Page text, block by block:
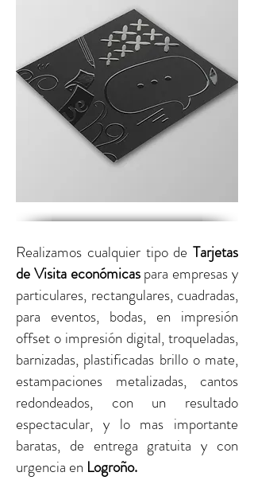
Realizamos cualquier tipo de Tarjetas
de Visita económicaspara empresas y
particulares, rectangulares, cuadradas,
para eventos, bodas, en impresión
offset o impresión digital,troqueladas,
barnizadas, plastificadas brillo o mate,
estampaciones metalizadas, cantos
redondeados, con un resultado
espectacular, y lo mas importante
baratas, de entrega gratuita y con
urgencia en Logroño.